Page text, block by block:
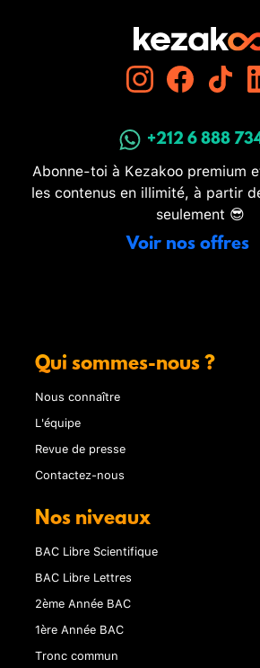
+212 6 888
Abonne-toi à Kezakoo premium
les contenus en illimité, à partir
seulement 😎
Voir nos offres
Qui sommes-nous ?
Nous connaître
L'équipe
Revue de presse
Contactez-nous
Nos niveaux
BAC Libre Scientifique
BAC Libre Lettres
2ème Année BAC
1ère Année BAC
Tronc commun